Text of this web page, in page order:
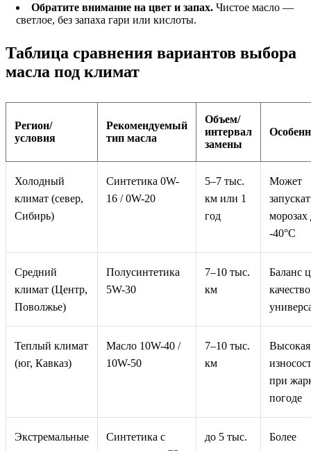
Обратите внимание на цвет и запах. Чистое масло —
светлое, без запаха гари или кислоты.
Таблица сравнения вариантов выбора
масла под климат
Регион/
условия
Рекомендуемый
тип масла
Объем/
интервал
замены
Холодный
климат (север,
Сибирь)
Синтетика 0W-
16 / 0W-20
5–7 тыс.
км или 1
год
Может
морозах
-40°C
Средний
климат (Центр,
Поволжье)
Полусинтетика
5W-30
7–10 тыс.
км
Баланс
Теплый климат
(юг, Кавказ)
Масло 10W-40 /
10W-50
7–10 тыс.
км
Высокая
при
погоде
Экстремальные
Синтетика с
до 5 тыс.
Более